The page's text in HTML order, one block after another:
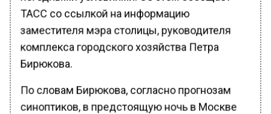
ТАСС со ссылкой на информацию
заместителя мэра столицы, руководителя
комплекса городского хозяйства Петра
Бирюкова.
По словам Бирюкова, согласно прогнозам
синоптиков, в предстоящую ночь в Москве